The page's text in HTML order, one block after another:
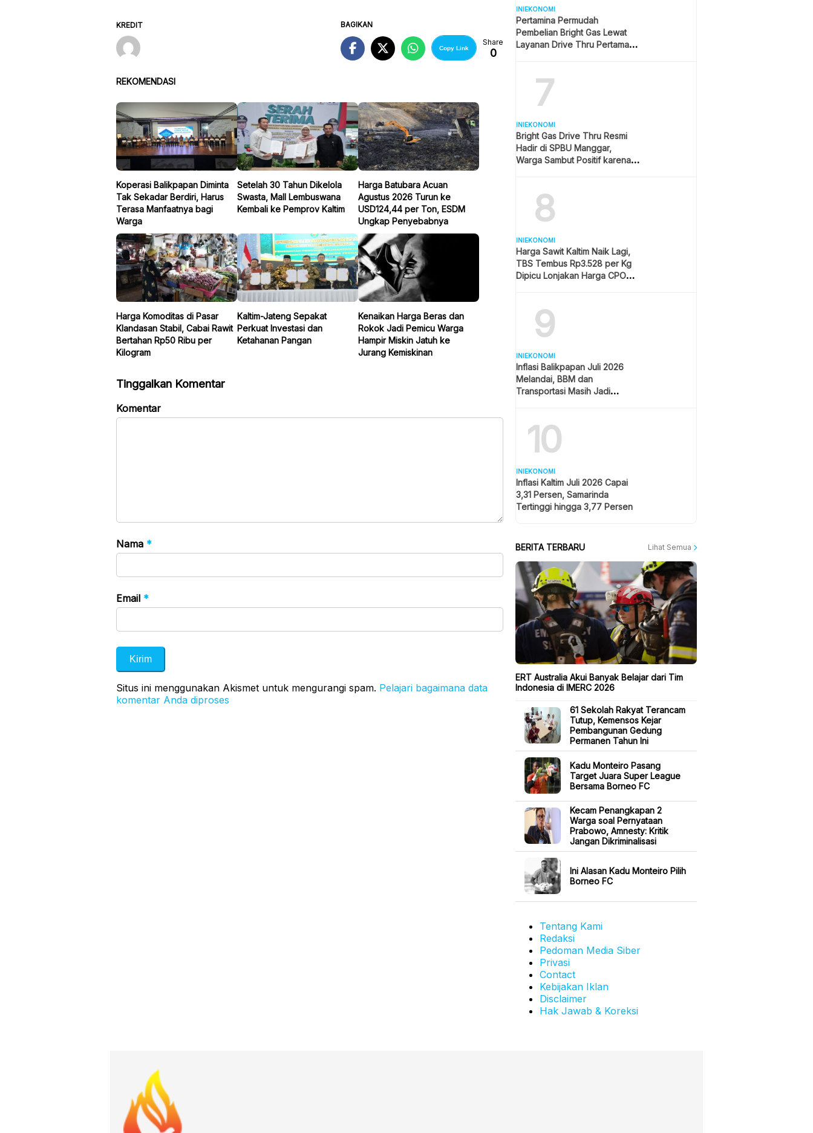
KREDIT BAGIKAN
Copy Link
Share
0
REKOMENDASI
Koperasi Balikpapan Diminta
Tak Sekadar Berdiri, Harus
Terasa Manfaatnya bagi
Warga
Setelah 30 Tahun Dikelola
Swasta, Mall Lembuswana
Kembali ke Pemprov Kaltim
Harga Batubara Acuan
Agustus 2026 Turun ke
USD124,44 per Ton, ESDM
Ungkap Penyebabnya
Harga Komoditas di Pasar
Klandasan Stabil, Cabai Rawit
Bertahan Rp50 Ribu per
Kilogram
Kaltim-Jateng Sepakat
Perkuat Investasi dan
Ketahanan Pangan
Kenaikan Harga Beras dan
Rokok Jadi Pemicu Warga
Hampir Miskin Jatuh ke
Jurang Kemiskinan
Tinggalkan Komentar
Komentar
Nama *
Email *
Situs ini menggunakan Akismet untuk mengurangi spam. Pelajari bagaimana data
komentar Anda diproses
INIEKONOMI
Pertamina Permudah
Pembelian Bright Gas Lewat
Layanan Drive Thru Pertama di
7
INIEKONOMI
Bright Gas Drive Thru Resmi
Hadir di SPBU Manggar,
Warga Sambut Positif karena
8
INIEKONOMI
Harga Sawit Kaltim Naik Lagi,
TBS Tembus Rp3.528 per Kg
Dipicu Lonjakan Harga CPO
9
INIEKONOMI
Inflasi Balikpapan Juli 2026
Melandai, BBM dan
Transportasi Masih Jadi
10
INIEKONOMI
Inflasi Kaltim Juli 2026 Capai
3,31 Persen, Samarinda
Tertinggi hingga 3,77 Persen
BERITA TERBARU Lihat Semua
ERT Australia Akui Banyak Belajar dari Tim
Indonesia di IMERC 2026
61 Sekolah Rakyat Terancam
Tutup, Kemensos Kejar
Pembangunan Gedung
Permanen Tahun Ini
Kadu Monteiro Pasang
Target Juara Super League
Bersama Borneo FC
Kecam Penangkapan 2
Warga soal Pernyataan
Prabowo, Amnesty: Kritik
Jangan Dikriminalisasi
Ini Alasan Kadu Monteiro Pilih
Borneo FC
Tentang Kami
Redaksi
Pedoman Media Siber
Privasi
Contact
Kebijakan Iklan
Disclaimer
Hak Jawab & Koreksi